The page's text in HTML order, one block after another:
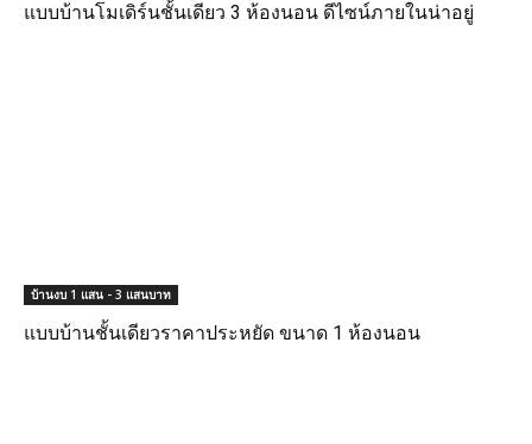
แบบบ้านโมเดิร์นชั้นเดียว 3 ห้องนอน ดีไซน์ภายในน่าอยู่
บ้านงบ 1 แสน - 3 แสนบาท
แบบบ้านชั้นเดียวราคาประหยัด ขนาด 1 ห้องนอน